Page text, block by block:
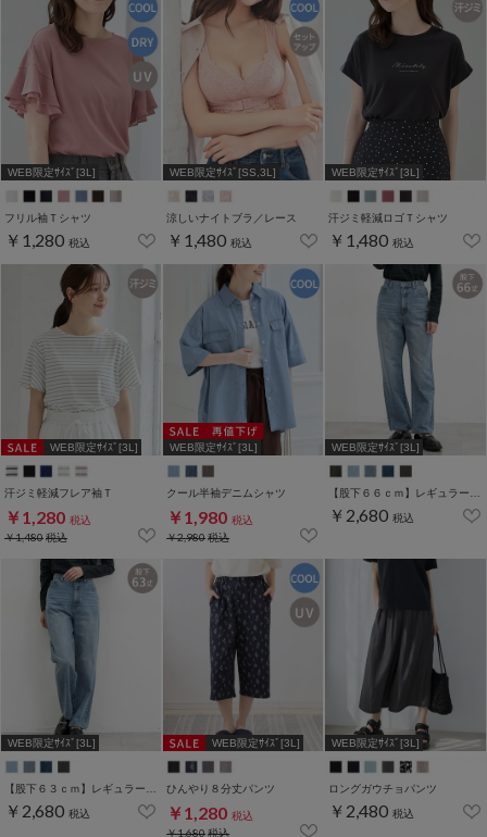
WEB限定ｻｲｽﾞ[3L]
フリル袖Ｔシャツ
￥1,280 税込
WEB限定ｻｲｽﾞ[SS,3L]
涼しいナイトブラ／レース
￥1,480 税込
WEB限定ｻｲｽﾞ[3L]
汗ジミ軽減ロゴＴシャツ
￥1,480 税込
WEB限定ｻｲｽﾞ[3L]
汗ジミ軽減フレア袖Ｔ
￥1,280 税込
￥1,480税込
WEB限定ｻｲｽﾞ[3L]
クール半袖デニムシャツ
￥1,980 税込
￥2,980税込
WEB限定ｻｲｽﾞ[3L]
【股下６６ｃｍ】レギュラーストレート(股下63/66/70cm展開)
￥2,680 税込
WEB限定ｻｲｽﾞ[3L]
￥2,680 税込
WEB限定ｻｲｽﾞ[3L]
ひんやり８分丈パンツ
￥1,280 税込
￥1,680税込
WEB限定ｻｲｽﾞ[3L]
ロングガウチョパンツ
￥2,480 税込